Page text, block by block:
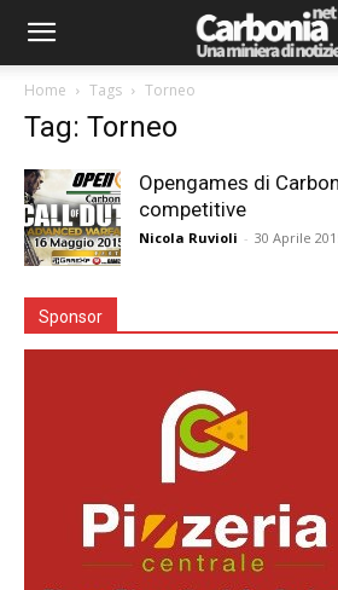
Home Tags Torneo
Tag: Torneo
Opengames di
competitive
Nicola Ruvioli - 30 Aprile
Sponsor